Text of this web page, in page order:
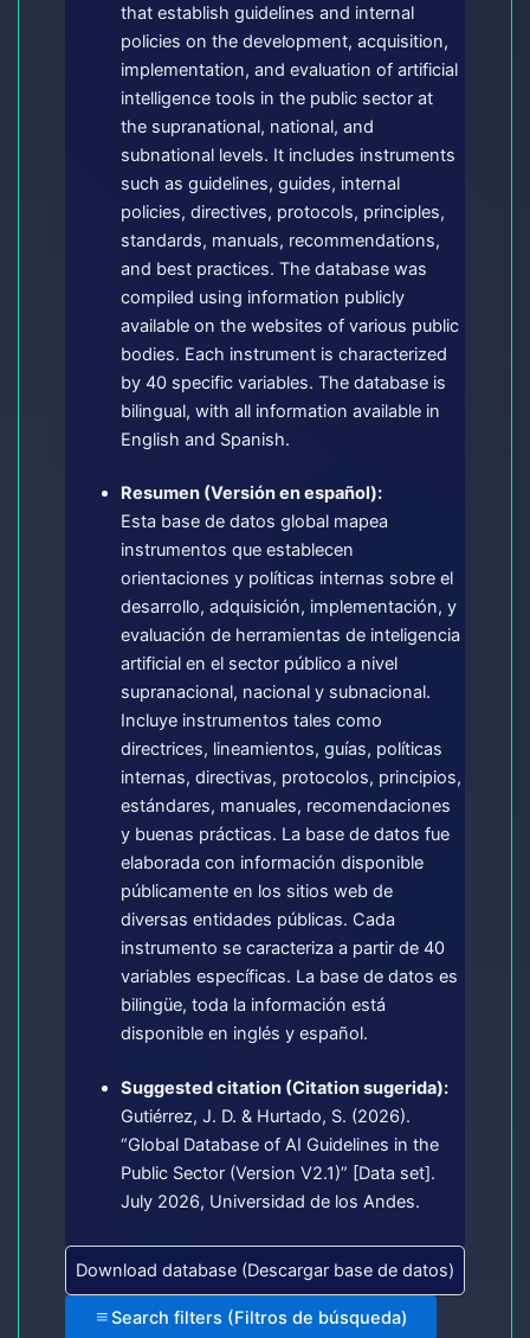
that establish guidelines and internal
policies on the development, acquisition,
implementation, and evaluation of artificial
intelligence tools in the public sector at
the supranational, national, and
subnational levels. It includes instruments
such as guidelines, guides, internal
policies, directives, protocols, principles,
standards, manuals, recommendations,
and best practices. The database was
compiled using information publicly
available on the websites of various public
bodies. Each instrument is characterized
by 40 specific variables. The database is
bilingual, with all information available in
English and Spanish.
Resumen (Versión en español):
Esta base de datos global mapea
instrumentos que establecen
orientaciones y políticas internas sobre el
desarrollo, adquisición, implementación, y
evaluación de herramientas de inteligencia
artificial en el sector público a nivel
supranacional, nacional y subnacional.
Incluye instrumentos tales como
directrices, lineamientos, guías, políticas
internas, directivas, protocolos, principios,
estándares, manuales, recomendaciones
y buenas prácticas. La base de datos fue
elaborada con información disponible
públicamente en los sitios web de
diversas entidades públicas. Cada
instrumento se caracteriza a partir de 40
variables específicas. La base de datos es
bilingüe, toda la información está
disponible en inglés y español.
Suggested citation (Citation sugerida):
Gutiérrez, J. D. & Hurtado, S. (2026).
“Global Database of AI Guidelines in the
Public Sector (Version V2.1)” [Data set].
July 2026, Universidad de los Andes.
Download database (Descargar base de datos)
Search filters (Filtros de búsqueda)